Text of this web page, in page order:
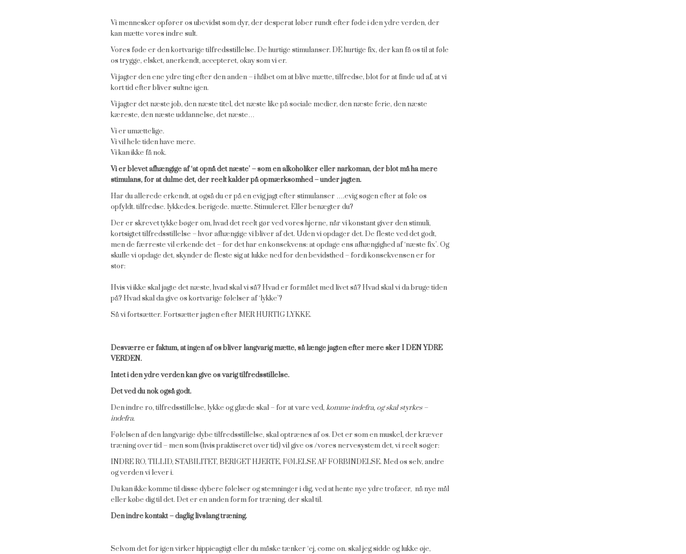
Vi mennesker opfører os ubevidst som dyr, der desperat løber rundt efter føde i den ydre verden, der
kan mætte vores indre sult.
Vores føde er den kortvarige tilfredsstillelse. De hurtige stimulanser. DE hurtige fix, der kan få os til at føle
os trygge, elsket, anerkendt, accepteret, okay som vi er.
Vi jagter den ene ydre ting efter den anden – i håbet om at blive mætte, tilfredse, blot for at finde ud af, at vi
kort tid efter bliver sultne igen.
Vi jagter det næste job, den næste titel, det næste like på sociale medier, den næste ferie, den næste
kæreste, den næste uddannelse, det næste…
Vi er umættelige.
Vi vil hele tiden have mere.
Vi kan ikke få nok.
Vi er blevet afhængige af ‘at opnå det næste’ – som en alkoholiker eller narkoman, der blot må ha mere
stimulans, for at dulme det, der reelt kalder på opmærksomhed – under jagten.
Har du allerede erkendt, at også du er på en evig jagt efter stimulanser ….evig søgen efter at føle os
opfyldt. tilfredse. lykkedes. berigede. mætte. Stimuleret. Eller benægter du?
Der er skrevet tykke bøger om, hvad det reelt gør ved vores hjerne, når vi konstant giver den stimuli,
kortsigtet tilfredsstillelse – hvor afhængige vi bliver af det. Uden vi opdager det. De fleste ved det godt,
men de færreste vil erkende det – for det har en konsekvens: at opdage ens afhængighed af ‘næste fix’. Og
skulle vi opdage det, skynder de fleste sig at lukke ned for den bevidsthed – fordi konsekvensen er for
stor:
Hvis vi ikke skal jagte det næste, hvad skal vi så? Hvad er formålet med livet så? Hvad skal vi da bruge tiden
på? Hvad skal da give os kortvarige følelser af ‘lykke’?
Så vi fortsætter. Fortsætter jagten efter MER HURTIG LYKKE.
Desværre er faktum, at ingen af os bliver langvarig mætte, så længe jagten efter mere sker I DEN YDRE
VERDEN.
Intet i den ydre verden kan give os varig tilfredsstillelse.
Det ved du nok også godt.
Den indre ro, tilfredsstillelse, lykke og glæde skal – for at vare ved, komme indefra, og skal styrkes –
indefra.
Følelsen af den langvarige dybe tilfredsstillelse, skal optrænes af os. Det er som en muskel, der kræver
træning over tid – men som (hvis praktiseret over tid) vil give os /vores nervesystem det, vi reelt søger:
INDRE RO, TILLID, STABILITET, BERIGET HJERTE, FØLELSE AF FORBINDELSE. Med os selv, andre
og verden vi lever i.
Du kan ikke komme til disse dybere følelser og stemninger i dig, ved at hente nye ydre trofæer, nå nye mål
eller købe dig til det. Det er en anden form for træning, der skal til.
Den indre kontakt – daglig livslang træning.
Selvom det for igen virker hippieagtigt eller du måske tænker ‘ej, come on. skal jeg sidde og lukke øje,